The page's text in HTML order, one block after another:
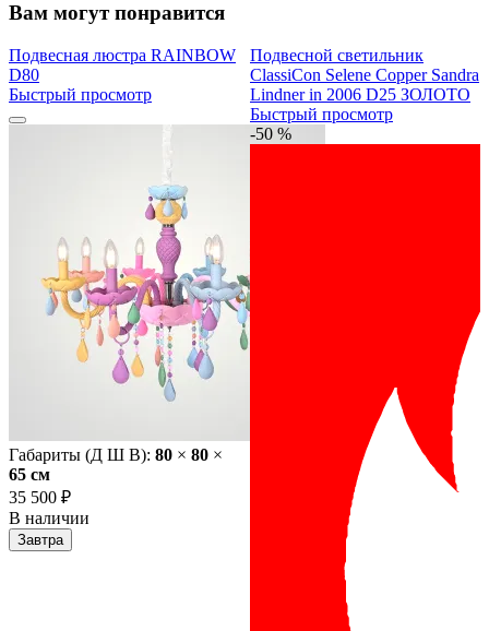
Вам могут понравится
Подвесная люстра RAINBOW
D80
Быстрый просмотр
Габариты (Д Ш В): 80 × 80 ×
65 cм
35 500 ₽
В наличии
Завтра
Подвесной светильник
ClassiCon Selene Сopper Sandra
Lindner in 2006 D25 ЗОЛОТО
Быстрый просмотр
-50 %